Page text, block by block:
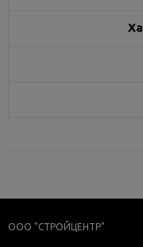
ООО "СТРОЙЦЕНТР"